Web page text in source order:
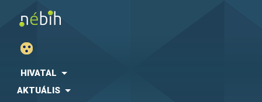
HIVATAL
AKTUÁLIS